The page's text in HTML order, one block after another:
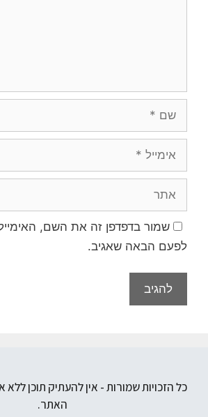
שמור בדפדפן זה את השם,
לפעם הבאה שאגיב.
כל הזכויות שמורות - אין להעתיק תוכן
האתר.